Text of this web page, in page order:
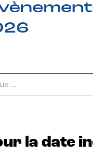
la date